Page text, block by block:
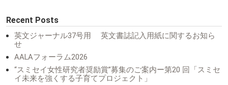
Recent Posts
英文ジャーナル37号用 英文書誌記入用紙に関するお知ら
せ
AALAフォーラム2026
“スミセイ女性研究者奨励賞”募集のご案内ー第20 回「スミセ
イ未来を強くする子育てプロジェクト」